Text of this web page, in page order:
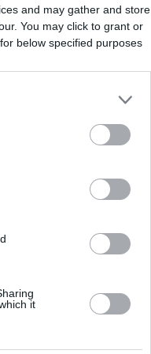
and may gather and store
You may click to grant or
below specified purposes
it
el
la